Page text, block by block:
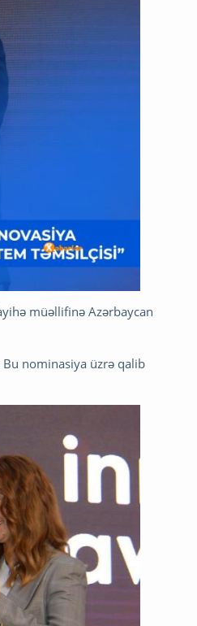
müəllifinə Azərbaycan
nominasiya üzrə qalib